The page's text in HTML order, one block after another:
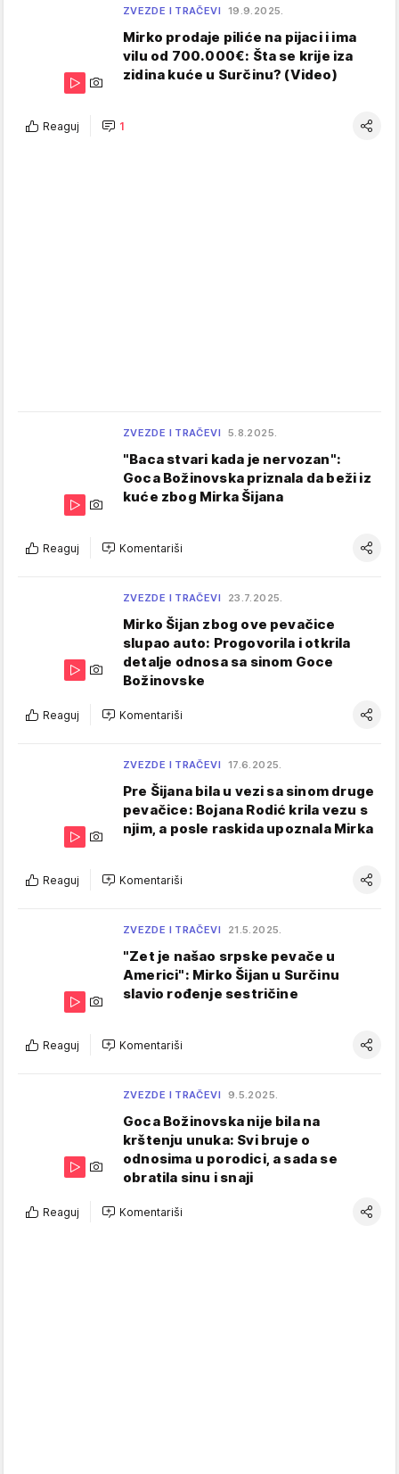
ZVEZDE I TRAČEVI 19.9.2025.
Mirko prodaje piliće na pijaci i ima
vilu od 700.000€: Šta se krije iza
zidina kuće u Surčinu? (Video)
Reaguj 1
ZVEZDE I TRAČEVI 5.8.2025.
"Baca stvari kada je nervozan":
Goca Božinovska priznala da beži iz
kuće zbog Mirka Šijana
Reaguj Komentariši
ZVEZDE I TRAČEVI 23.7.2025.
Mirko Šijan zbog ove pevačice
slupao auto: Progovorila i otkrila
detalje odnosa sa sinom Goce
Božinovske
Reaguj Komentariši
ZVEZDE I TRAČEVI 17.6.2025.
Pre Šijana bila u vezi sa sinom druge
pevačice: Bojana Rodić krila vezu s
njim, a posle raskida upoznala Mirka
Reaguj Komentariši
ZVEZDE I TRAČEVI 21.5.2025.
"Zet je našao srpske pevače u
Americi": Mirko Šijan u Surčinu
slavio rođenje sestričine
Reaguj Komentariši
ZVEZDE I TRAČEVI 9.5.2025.
Goca Božinovska nije bila na
krštenju unuka: Svi bruje o
odnosima u porodici, a sada se
obratila sinu i snaji
Reaguj Komentariši